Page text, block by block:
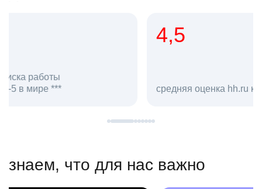
средняя оценка hh.ru как работодателя **
в hh.ru
знаем, что для нас важно